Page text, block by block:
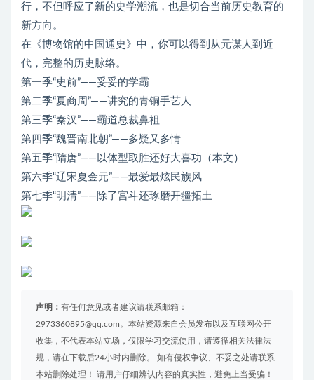
行，不但呼应了新的史学潮流，也是切合当前历史教育的
新方向。
在《博物馆的中国通史》中，你可以得到从元谋人到近
代，完整的历史脉络。
第一季“史前”——妥妥的学霸
第二季“夏商周”——讲究的青铜手艺人
第三季“秦汉”——霸道总裁鼻祖
第四季“魏晋南北朝”——多疑又多情
第五季“隋唐”——以体型取胜还好大喜功（本文）
第六季“辽宋夏金元”——最爱最炫民族风
第七季“明清”——除了宫斗还琢磨开疆拓土
声明： 有任何意见或者建议请联系邮箱：
2973360895@qq.com。本站资源来自会员发布以及互联网公开
收集，不代表本站立场，仅限学习交流使用，请遵循相关法律法
规，请在下载后24小时内删除。 如有侵权争议、不妥之处请联系
本站删除处理！ 请用户仔细辨认内容的真实性，避免上当受骗！